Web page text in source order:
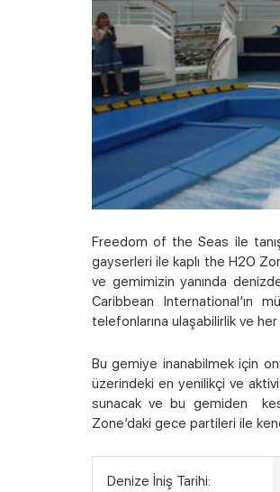
Freedom of the Seas ile
gayserleri ile kaplı the H2O
ve gemimizin yanında
Caribbean International’ın
telefonlarına ulaşabilirlik ve
Bu gemiye inanabilmek için
üzerindeki en yenilikçi ve
sunacak ve bu gemiden
Zone’daki gece partileri ile
Denize İniş Tarihi: